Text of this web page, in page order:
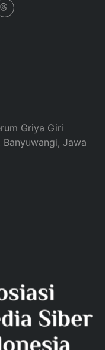
Griya Giri
Jawa